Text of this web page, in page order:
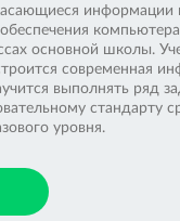
основной школы.
современная
выполнять ряд
стандарту
уровня.